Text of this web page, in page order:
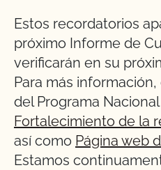
Estos recordatorios
próximo Informe de
verificarán en su
Para más
del Programa
Fortalecimiento de la
así como Página web
Estamos